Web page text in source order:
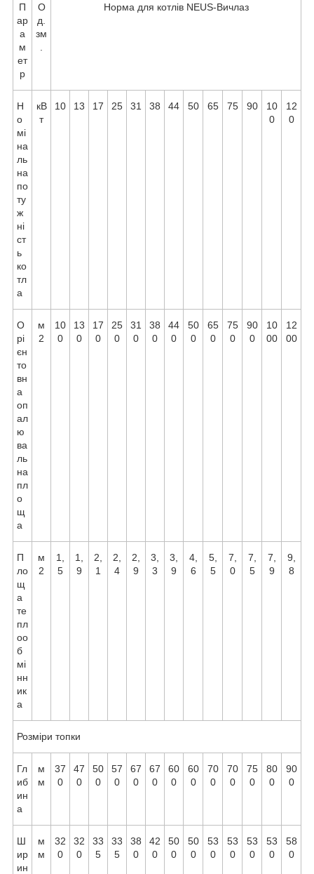
П
ар
а
м
ет
р
О
д.
зм
Норма для котлів NEUS-Вичлаз
Н
о
мі
на
ль
на
по
ту
ж
ні
ст
ь
ко
тл
а
кВ
т
10 13 17 25 31 38 44 50 65 75 90
10
0
12
0
О
рі
єн
то
вн
а
оп
ал
ю
ва
ль
на
пл
о
щ
а
м
2
10
0
13
0
17
0
25
0
31
0
38
0
44
0
50
0
65
0
75
0
90
0
10
00
12
00
П
ло
щ
а
те
пл
оо
б
мі
нн
ик
а
м
2
1,
5
1,
9
2,
1
2,
4
2,
9
3,
3
3,
9
4,
6
5,
5
7,
0
7,
5
7,
9
9,
8
Розміри топки
Гл
иб
ин
а
м
м
37
0
47
0
50
0
57
0
67
0
67
0
60
0
60
0
70
0
70
0
75
0
80
0
90
0
Ш
ир
ин
м
м
32
0
32
0
33
5
33
5
38
0
42
0
50
0
50
0
53
0
53
0
53
0
53
0
58
0